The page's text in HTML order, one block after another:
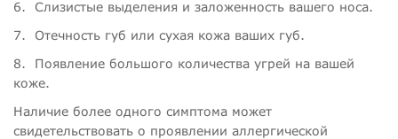
6.
Слизистые выделения и заложенность вашего носа.
7.
Отечность губ или сухая кожа ваших губ.
8.
Появление большого количества угрей на вашей
коже.
Наличие более одного симптома может
свидетельствовать о проявлении аллергической